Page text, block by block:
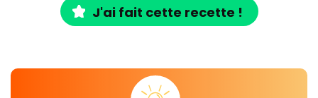
J'ai fait cette recette !